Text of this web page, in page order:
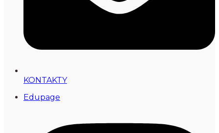
KONTAKTY
Edupage